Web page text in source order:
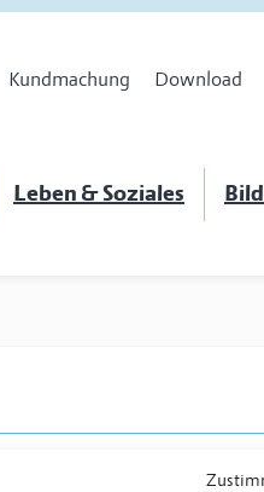
Kundmachung Download
Leben & Soziales